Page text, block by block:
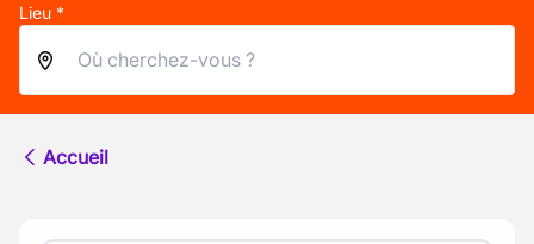
Lieu *
Accueil